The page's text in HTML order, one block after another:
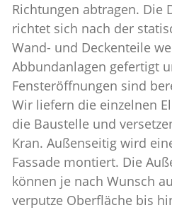
Richtungen abtragen. Die
richtet sich nach der
Wand- und Deckenteile
Abbundanlagen gefertigt
Fensteröffnungen sind
Wir liefern die einzelnen
die Baustelle und
Kran. Außenseitig wird
Fassade montiert. Die
können je nach Wunsch
verputze Oberfläche bis